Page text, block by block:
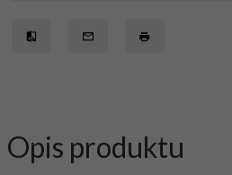
Opis produktu